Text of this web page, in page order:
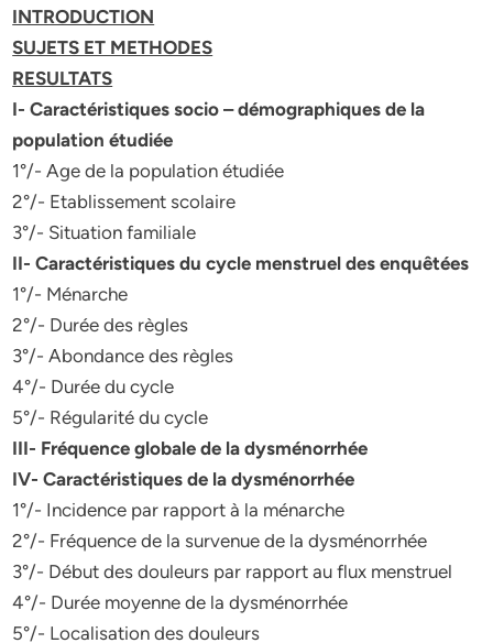
INTRODUCTION
SUJETS ET METHODES
RESULTATS
I- Caractéristiques socio – démographiques de la
population étudiée
1°/- Age de la population étudiée
2°/- Etablissement scolaire
3°/- Situation familiale
II- Caractéristiques du cycle menstruel des enquêtées
1°/- Ménarche
2°/- Durée des règles
3°/- Abondance des règles
4°/- Durée du cycle
5°/- Régularité du cycle
III- Fréquence globale de la dysménorrhée
IV- Caractéristiques de la dysménorrhée
1°/- Incidence par rapport à la ménarche
2°/- Fréquence de la survenue de la dysménorrhée
3°/- Début des douleurs par rapport au flux menstruel
4°/- Durée moyenne de la dysménorrhée
5°/- Localisation des douleurs